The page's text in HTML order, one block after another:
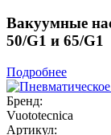
Вакуумные
50/G1 и 65/G1
Подробнее
Бренд:
Vuototecnica
Артикул: